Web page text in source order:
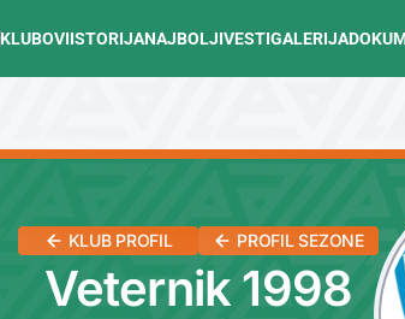
KLUBOVIISTORIJANAJBOLJIVESTIGALERIJA
KLUB PROFIL PROFIL SEZONE
Veternik 1998